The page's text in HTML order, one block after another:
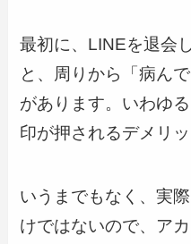
最初に、LINEを退会
と、周りから「病ん
があります。いわゆ
印が押されるデメリ
いうまでもなく、実
けではないので、ア